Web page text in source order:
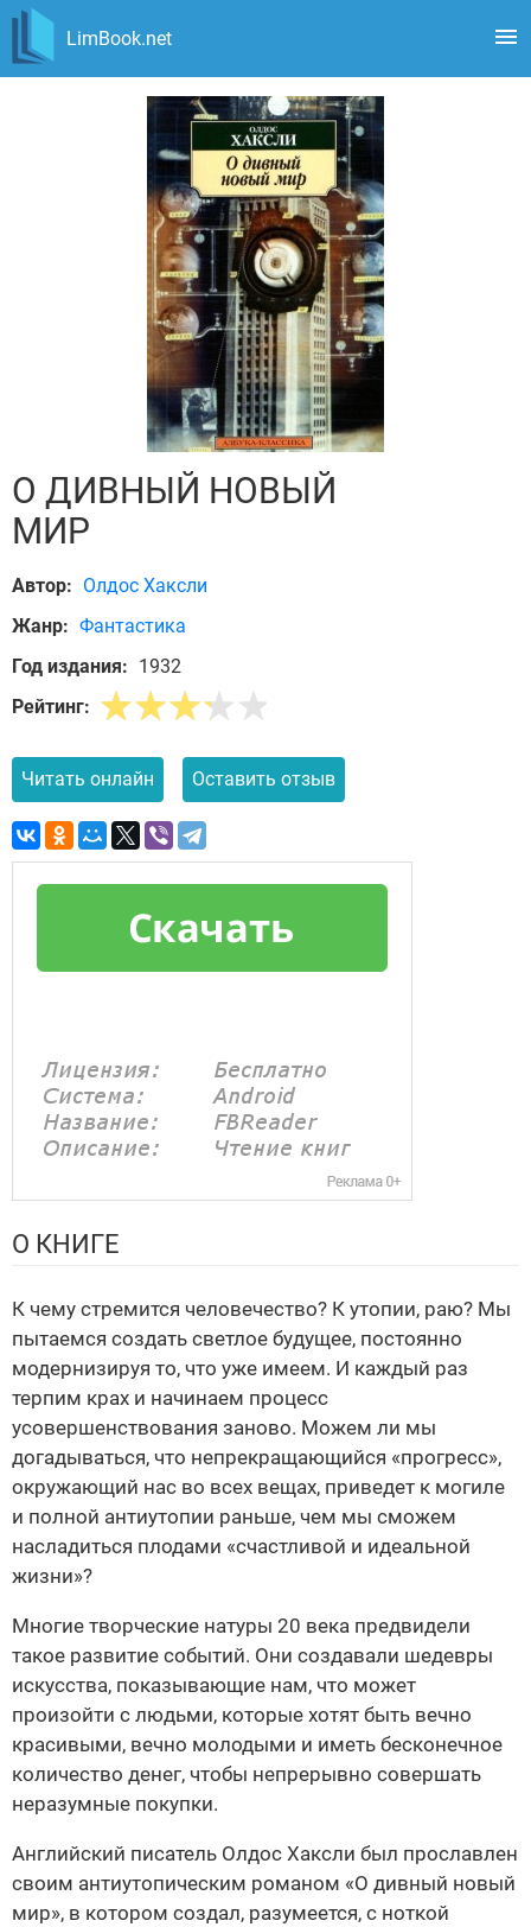
LimBook.net
О ДИВНЫЙ НОВЫЙ
МИР
Автор: Олдос Хаксли
Жанр: Фантастика
Год издания: 1932
Рейтинг:
Читать онлайн Оставить отзыв
О КНИГЕ
К чему стремится человечество? К утопии, раю? Мы
пытаемся создать светлое будущее, постоянно
модернизируя то, что уже имеем. И каждый раз
терпим крах и начинаем процесс
усовершенствования заново. Можем ли мы
догадываться, что непрекращающийся «прогресс»,
окружающий нас во всех вещах, приведет к могиле
и полной антиутопии раньше, чем мы сможем
насладиться плодами «счастливой и идеальной
жизни»?
Многие творческие натуры 20 века предвидели
такое развитие событий. Они создавали шедевры
искусства, показывающие нам, что может
произойти с людьми, которые хотят быть вечно
красивыми, вечно молодыми и иметь бесконечное
количество денег, чтобы непрерывно совершать
неразумные покупки.
Английский писатель Олдос Хаксли был прославлен
своим антиутопическим романом «О дивный новый
мир», в котором создал, разумеется, с ноткой